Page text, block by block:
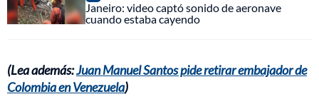
Janeiro: video captó sonido de aeronave
cuando estaba cayendo
(Lea además:Juan Manuel Santos pide retirar embajador de
Colombia en Venezuela)